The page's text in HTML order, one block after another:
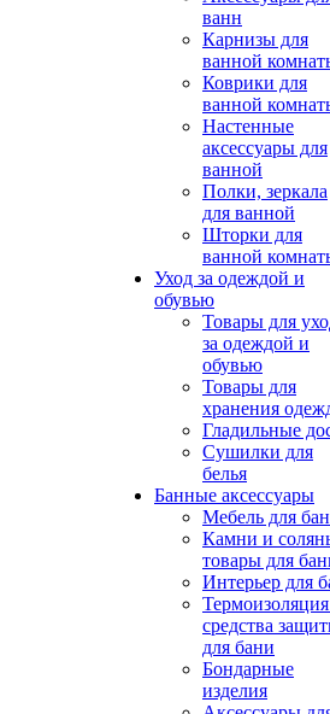
ванн
Карнизы для
ванной
Коврики для
ванной
Настенные
аксессуары для
ванной
Полки, зеркала
для ванной
Шторки для
ванной
Уход за одеждой и
обувью
Товары для
за одеждой и
обувью
Товары для
хранения
Гладильные
Сушилки для
белья
Банные аксессуары
Мебель для
Камни и
товары для
Интерьер для
средства
для бани
Бондарные
изделия